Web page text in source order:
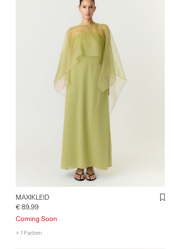
MAXIKLEID
€ 89,99
Coming Soon
+ 1 Farben